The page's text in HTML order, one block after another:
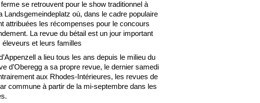
se retrouvent pour le show traditionnel à
Landsgemeindeplatz où, dans le cadre populaire
attribuées les récompenses pour le concours
La revue du bétail est un jour important
éleveurs et leurs familles
a lieu tous les ans depuis le milieu du
d’Oberegg a sa propre revue, le dernier samedi
aux Rhodes-Intérieures, les revues de
commune à partir de la mi-septembre dans les